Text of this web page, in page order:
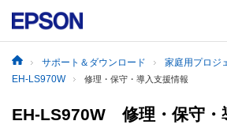
サポート＆ダウンロード
家庭用プロジ
EH-LS970W
修理・保守・導入支援情報
EH-LS970W 修理・保守・